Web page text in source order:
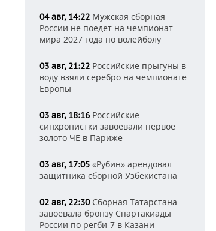
04 авг, 14:22 Мужская сборная
России не поедет на чемпионат
мира 2027 года по волейболу
03 авг, 21:22 Российские прыгуны в
воду взяли серебро на чемпионате
Европы
03 авг, 18:16 Российские
синхронистки завоевали первое
золото ЧЕ в Париже
03 авг, 17:05 «Рубин» арендовал
защитника сборной Узбекистана
02 авг, 22:30Сборная Татарстана
завоевала бронзу Спартакиады
России по регби-7 в Казани